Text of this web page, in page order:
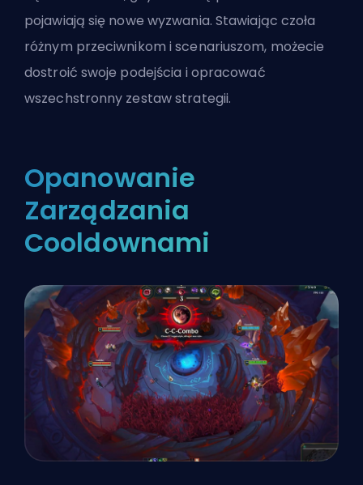
pojawiają się nowe wyzwania. Stawiając czoła
różnym przeciwnikom i scenariuszom, możecie
dostroić swoje podejścia i opracować
wszechstronny zestaw strategii.
Opanowanie
Zarządzania
Cooldownami